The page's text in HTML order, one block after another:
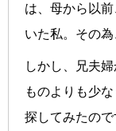
は、母から以
いた私。その
しかし、兄夫
ものよりも少
探してみたの